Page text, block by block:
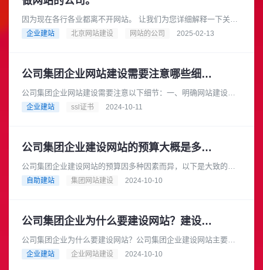
因为现在各行各业都离不开网站。 让我们为您详细解释一下关于
“做网站的公司”这个概念，以及您可以如何选择合适的公司来帮您
企业建站 北京网站建设 网站的公司 2025-02-13
公司集团企业网站建设需要注意哪些细节？
公司集团企业网站建设需要注意以下细节：一、明确网站建设目
标在建设网站之前，公司集团企业应明确网站的建设目标。例
企业建站 ssl证书 2024-10-11
公司集团企业建设网站的预算大概是多少？
公司集团企业建设网站的预算因多种因素而异，以下是大致的预
算范围：基础型网站预算范围：如果选择模板建站，费用可能在
自助建站 集团网站建设 2024-10-10
公司集团企业为什么要建设网站？建设网站的流程是怎样的？
公司集团企业为什么要建设网站？公司集团企业建设网站主要有
以下几个重要原因：在当今互联网时代，消费者从产品研究到查
企业建站 企业网站建设 2024-10-10